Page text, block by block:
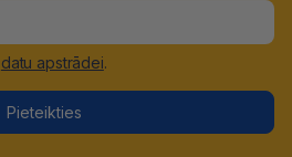
datu apstrādei.
Pieteikties